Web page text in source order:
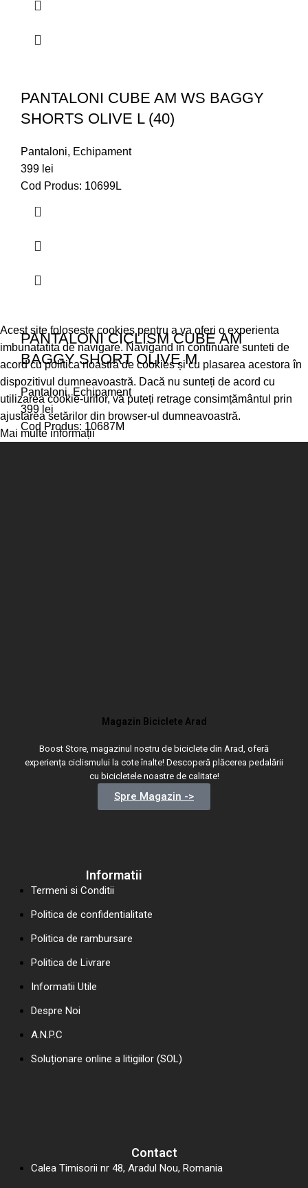
PANTALONI CUBE AM WS BAGGY
SHORTS OLIVE L (40)
Pantaloni, Echipament
399 lei
Cod Produs: 10699L
PANTALONI CICLISM CUBE AM
BAGGY SHORT OLIVE M
Pantaloni,Echipament
399 lei
Cod Produs: 10687M
Acest site foloseste cookies pentru a va oferi o experienta
imbunatatita de navigare. Navigand in continuare sunteti de
acord cu politica noastră de cookies și cu plasarea acestora în
dispozitivul dumneavoastră. Dacă nu sunteți de acord cu
utilizarea cookie-urilor, vă puteți retrage consimțământul prin
ajustarea setărilor din browser-ul dumneavoastră.
Mai multe informații
Magazin Biciclete Arad
Boost Store, magazinul nostru de biciclete din Arad, oferă
experiența ciclismului la cote înalte! Descoperă plăcerea pedalării
cu bicicletele noastre de calitate!
Spre Magazin ->
Informatii
Termeni si Conditii
Politica de confidentialitate
Politica de rambursare
Politica de Livrare
Informatii Utile
Despre Noi
A.N.P.C
Soluționare online a litigiilor (SOL)
Contact
Calea Timisorii nr 48, Aradul Nou, Romania